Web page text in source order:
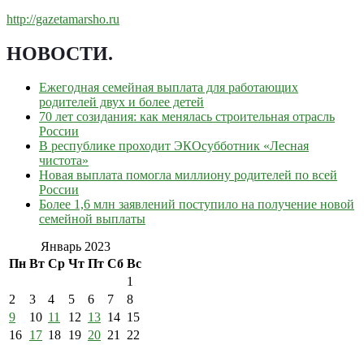
http://gazetamarsho.ru
НОВОСТИ.
Ежегодная семейная выплата для работающих
родителей двух и более детей
70 лет созидания: как менялась строительная отрасль
России
В республике проходит ЭКОсубботник «Лесная
чистота»
Новая выплата помогла миллиону родителей по всей
России
Более 1,6 млн заявлений поступило на получение новой
семейной выплаты
Январь 2023
Пн Вт Ср Чт Пт Сб Вс
1
2
3 4 5 6 7
8
9
10 11 12 13 14 15
16 17 18 19 20 21 22